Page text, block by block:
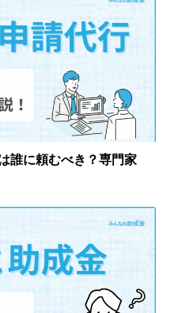
誰に頼むべき？専門家